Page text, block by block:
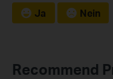
Ja Nein
Recommend